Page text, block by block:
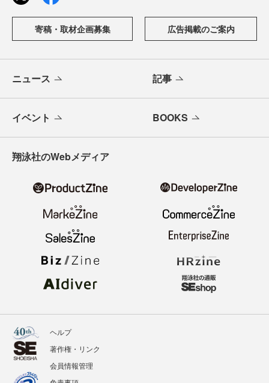
寄稿・取材企画募集 広告掲載のご案内
ニュース 記事
イベント BOOKS
翔泳社のWebメディア
ヘルプ
著作権・リンク
会員情報管理